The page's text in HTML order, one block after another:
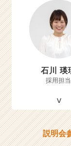
石川 瑛
採用担当
説明会